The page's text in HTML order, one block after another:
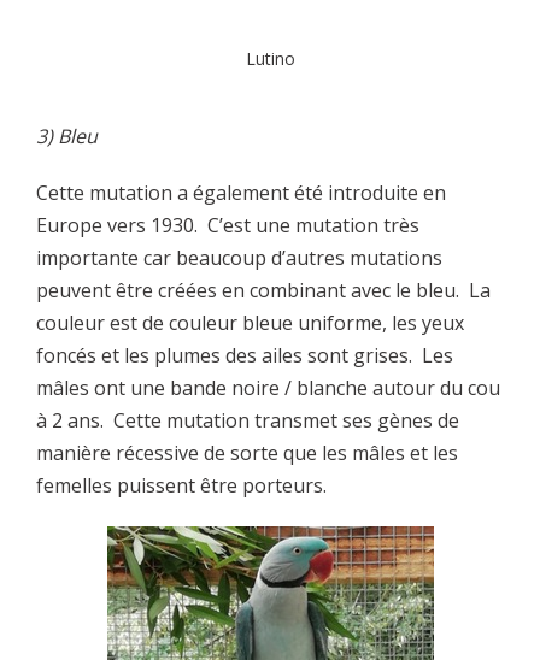
Lutino
3) Bleu
Cette mutation a également été introduite en
Europe vers 1930. C’est une mutation très
importante car beaucoup d’autres mutations
peuvent être créées en combinant avec le bleu. La
couleur est de couleur bleue uniforme, les yeux
foncés et les plumes des ailes sont grises. Les
mâles ont une bande noire / blanche autour du cou
à 2 ans. Cette mutation transmet ses gènes de
manière récessive de sorte que les mâles et les
femelles puissent être porteurs.